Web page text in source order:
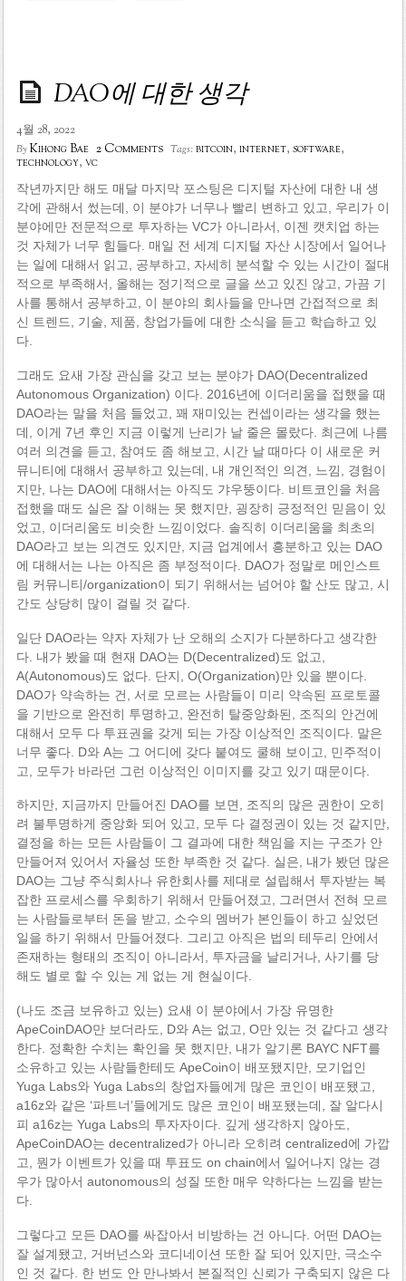
DAO에 대한 생각
4월 28, 2022
ByKihong Bae 2 Comments Tags:bitcoin, internet, software,
technology, vc
작년까지만 해도 매달 마지막 포스팅은 디지털 자산에 대한 내 생
각에 관해서 썼는데, 이 분야가 너무나 빨리 변하고 있고, 우리가 이
분야에만 전문적으로 투자하는 VC가 아니라서, 이젠 캣치업 하는
것 자체가 너무 힘들다. 매일 전 세계 디지털 자산 시장에서 일어나
는 일에 대해서 읽고, 공부하고, 자세히 분석할 수 있는 시간이 절대
적으로 부족해서, 올해는 정기적으로 글을 쓰고 있진 않고, 가끔 기
사를 통해서 공부하고, 이 분야의 회사들을 만나면 간접적으로 최
신 트렌드, 기술, 제품, 창업가들에 대한 소식을 듣고 학습하고 있
다.
그래도 요새 가장 관심을 갖고 보는 분야가 DAO(Decentralized
Autonomous Organization) 이다. 2016년에 이더리움을 접했을 때
DAO라는 말을 처음 들었고, 꽤 재미있는 컨셉이라는 생각을 했는
데, 이게 7년 후인 지금 이렇게 난리가 날 줄은 몰랐다. 최근에 나름
여러 의견을 듣고, 참여도 좀 해보고, 시간 날 때마다 이 새로운 커
뮤니티에 대해서 공부하고 있는데, 내 개인적인 의견, 느낌, 경험이
지만, 나는 DAO에 대해서는 아직도 갸우뚱이다. 비트코인을 처음
접했을 때도 실은 잘 이해는 못 했지만, 굉장히 긍정적인 믿음이 있
었고, 이더리움도 비슷한 느낌이었다. 솔직히 이더리움을 최초의
DAO라고 보는 의견도 있지만, 지금 업계에서 흥분하고 있는 DAO
에 대해서는 나는 아직은 좀 부정적이다. DAO가 정말로 메인스트
림 커뮤니티/organization이 되기 위해서는 넘어야 할 산도 많고, 시
간도 상당히 많이 걸릴 것 같다.
일단 DAO라는 약자 자체가 난 오해의 소지가 다분하다고 생각한
다. 내가 봤을 때 현재 DAO는 D(Decentralized)도 없고,
A(Autonomous)도 없다. 단지, O(Organization)만 있을 뿐이다.
DAO가 약속하는 건, 서로 모르는 사람들이 미리 약속된 프로토콜
을 기반으로 완전히 투명하고, 완전히 탈중앙화된, 조직의 안건에
대해서 모두 다 투표권을 갖게 되는 가장 이상적인 조직이다. 말은
너무 좋다. D와 A는 그 어디에 갖다 붙여도 쿨해 보이고, 민주적이
고, 모두가 바라던 그런 이상적인 이미지를 갖고 있기 때문이다.
하지만, 지금까지 만들어진 DAO를 보면, 조직의 많은 권한이 오히
려 불투명하게 중앙화 되어 있고, 모두 다 결정권이 있는 것 같지만,
결정을 하는 모든 사람들이 그 결과에 대한 책임을 지는 구조가 안
만들어져 있어서 자율성 또한 부족한 것 같다. 실은, 내가 봤던 많은
DAO는 그냥 주식회사나 유한회사를 제대로 설립해서 투자받는 복
잡한 프로세스를 우회하기 위해서 만들어졌고, 그러면서 전혀 모르
는 사람들로부터 돈을 받고, 소수의 멤버가 본인들이 하고 싶었던
일을 하기 위해서 만들어졌다. 그리고 아직은 법의 테두리 안에서
존재하는 형태의 조직이 아니라서, 투자금을 날리거나, 사기를 당
해도 별로 할 수 있는 게 없는 게 현실이다.
(나도 조금 보유하고 있는) 요새 이 분야에서 가장 유명한
ApeCoinDAO만 보더라도, D와 A는 없고, O만 있는 것 같다고 생각
한다. 정확한 수치는 확인을 못 했지만, 내가 알기론 BAYC NFT를
소유하고 있는 사람들한테도 ApeCoin이 배포됐지만, 모기업인
Yuga Labs와 Yuga Labs의 창업자들에게 많은 코인이 배포됐고,
a16z와 같은 ‘파트너’들에게도 많은 코인이 배포됐는데, 잘 알다시
피 a16z는 Yuga Labs의 투자자이다. 깊게 생각하지 않아도,
ApeCoinDAO는 decentralized가 아니라 오히려 centralized에 가깝
고, 뭔가 이벤트가 있을 때 투표도 on chain에서 일어나지 않는 경
우가 많아서 autonomous의 성질 또한 매우 약하다는 느낌을 받는
다.
그렇다고 모든 DAO를 싸잡아서 비방하는 건 아니다. 어떤 DAO는
잘 설계됐고, 거버넌스와 코디네이션 또한 잘 되어 있지만, 극소수
인 것 같다. 한 번도 안 만나봐서 본질적인 신뢰가 구축되지 않은 다